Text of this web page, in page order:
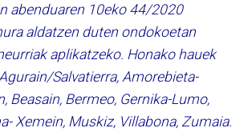
abenduaren 10eko 44/2020
aldatzen duten ondokoetan
aplikatzeko. Honako hauek
Salvatierra, Amorebieta-
Beasain, Bermeo, Gernika-Lumo,
Xemein, Muskiz, Villabona, Zumaia.